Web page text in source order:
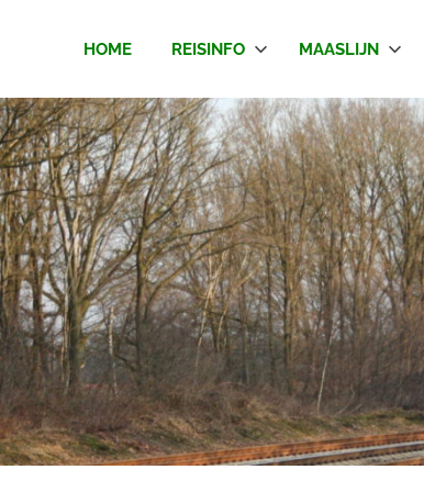
HOME REISINFO MAASLIJN